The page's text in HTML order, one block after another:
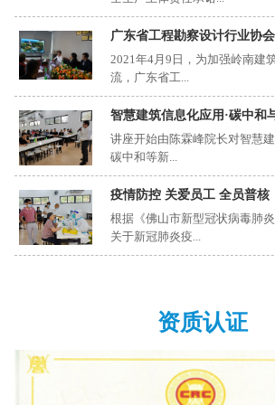
广东省工程勘察设计行业协
2021年4月9日，为加强岭南建
流，广东省工...
智慧建筑信息化应用·碳中和
讲座开始由陈霖峰院长对智慧
碳中和等新...
疫情防控 关爱员工 全员普核
根据《佛山市新型冠状病毒肺
关于新冠肺炎疫...
资质认证